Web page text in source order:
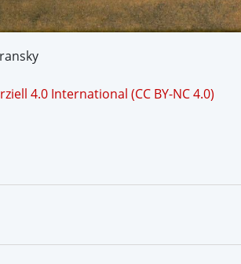
4.0 International (CC BY-NC 4.0)